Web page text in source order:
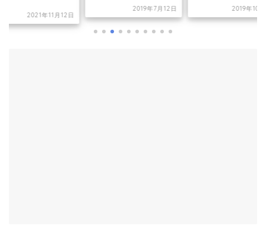
2021年11月12日
2019年7月12日 2019年10